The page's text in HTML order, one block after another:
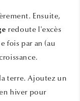
Ensuite,
redoute l'excès
fois par an (au
terre. Ajoutez un
hiver pour